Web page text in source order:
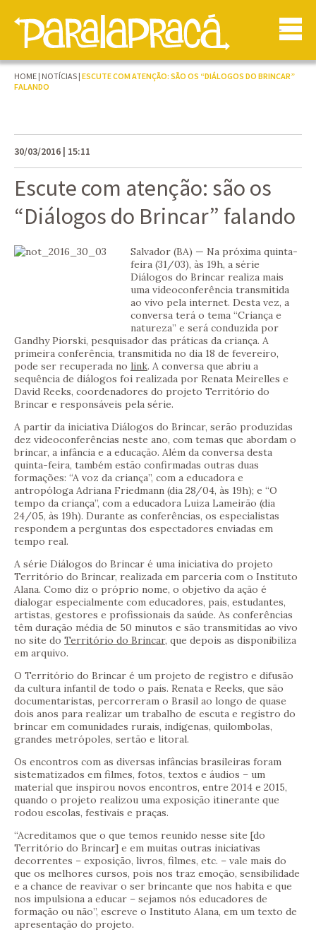
HOME | NOTÍCIAS | ESCUTE COM ATENÇÃO: SÃO OS “DIÁLOGOS DO BRINCAR”
FALANDO
30/03/2016 | 15:11
Escute com atenção: são os
“Diálogos do Brincar” falando
Salvador (BA) — Na próxima quinta-
feira (31/03), às 19h, a série
Diálogos do Brincar realiza mais
uma videoconferência transmitida
ao vivo pela internet. Desta vez, a
conversa terá o tema “Criança e
natureza” e será conduzida por
Gandhy Piorski, pesquisador das práticas da criança. A
primeira conferência, transmitida no dia 18 de fevereiro,
pode ser recuperada no link. A conversa que abriu a
sequência de diálogos foi realizada por Renata Meirelles e
David Reeks, coordenadores do projeto Território do
Brincar e responsáveis pela série.
A partir da iniciativa Diálogos do Brincar, serão produzidas
dez videoconferências neste ano, com temas que abordam o
brincar, a infância e a educação. Além da conversa desta
quinta-feira, também estão confirmadas outras duas
formações: “A voz da criança”, com a educadora e
antropóloga Adriana Friedmann (dia 28/04, às 19h); e “O
tempo da criança”, com a educadora Luiza Lameirão (dia
24/05, às 19h). Durante as conferências, os especialistas
respondem a perguntas dos espectadores enviadas em
tempo real.
A série Diálogos do Brincar é uma iniciativa do projeto
Território do Brincar, realizada em parceria com o Instituto
Alana. Como diz o próprio nome, o objetivo da ação é
dialogar especialmente com educadores, pais, estudantes,
artistas, gestores e profissionais da saúde. As conferências
têm duração média de 50 minutos e são transmitidas ao vivo
no site do Território do Brincar, que depois as disponibiliza
em arquivo.
O Território do Brincar é um projeto de registro e difusão
da cultura infantil de todo o país. Renata e Reeks, que são
documentaristas, percorreram o Brasil ao longo de quase
dois anos para realizar um trabalho de escuta e registro do
brincar em comunidades rurais, indígenas, quilombolas,
grandes metrópoles, sertão e litoral.
Os encontros com as diversas infâncias brasileiras foram
sistematizados em filmes, fotos, textos e áudios – um
material que inspirou novos encontros, entre 2014 e 2015,
quando o projeto realizou uma exposição itinerante que
rodou escolas, festivais e praças.
“Acreditamos que o que temos reunido nesse site [do
Território do Brincar] e em muitas outras iniciativas
decorrentes – exposição, livros, filmes, etc. – vale mais do
que os melhores cursos, pois nos traz emoção, sensibilidade
e a chance de reavivar o ser brincante que nos habita e que
nos impulsiona a educar – sejamos nós educadores de
formação ou não”, escreve o Instituto Alana, em um texto de
apresentação do projeto.